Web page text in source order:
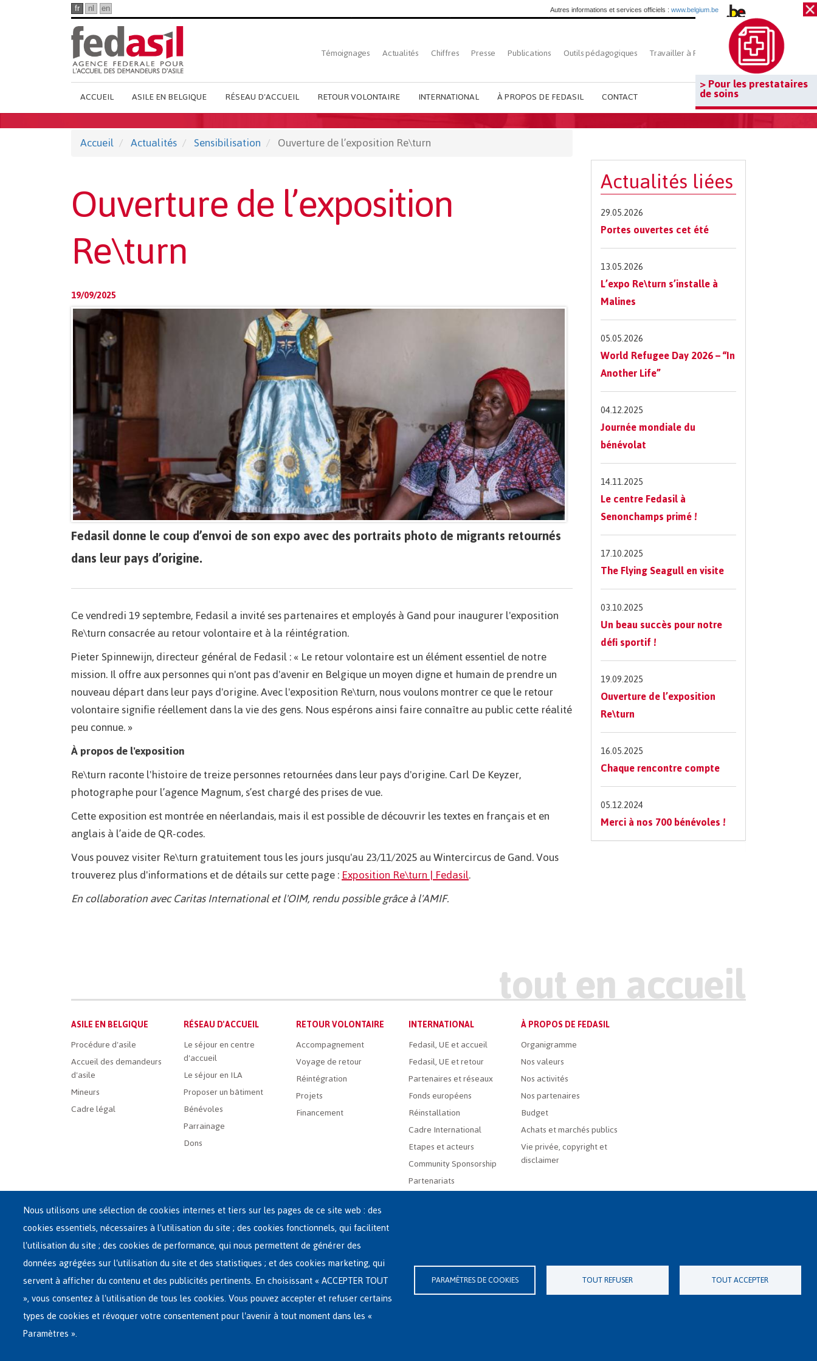
> Pour les prestataires
de soins
fr nl en Autres informations et services officiels : www.belgium.be
Top
French
menu
Témoignages Actualités Chiffres Presse Publications Outils pédagogiques Travailler à Fedasil Rechercher
Main
French
Menu
ACCUEIL ASILE EN BELGIQUE RÉSEAU D'ACCUEIL RETOUR VOLONTAIRE INTERNATIONAL À PROPOS DE FEDASIL CONTACT
Accueil Actualités Sensibilisation Ouverture de l’exposition Re\turn
Ouverture de l’exposition
Re\turn
19/09/2025
Fedasil donne le coup d’envoi de son expo avec des portraits photo de migrants retournés
dans leur pays d’origine.
Ce vendredi 19 septembre, Fedasil a invité ses partenaires et employés à Gand pour inaugurer l'exposition
Re\turn consacrée au retour volontaire et à la réintégration.
Pieter Spinnewijn, directeur général de Fedasil : « Le retour volontaire est un élément essentiel de notre
mission. Il offre aux personnes qui n'ont pas d'avenir en Belgique un moyen digne et humain de prendre un
nouveau départ dans leur pays d'origine. Avec l'exposition Re\turn, nous voulons montrer ce que le retour
volontaire signifie réellement dans la vie des gens. Nous espérons ainsi faire connaître au public cette réalité
peu connue. »
À propos de l'exposition
Re\turn raconte l'histoire de treize personnes retournées dans leur pays d'origine. Carl De Keyzer,
photographe pour l’agence Magnum, s’est chargé des prises de vue.
Cette exposition est montrée en néerlandais, mais il est possible de découvrir les textes en français et en
anglais à l’aide de QR-codes.
Vous pouvez visiter Re\turn gratuitement tous les jours jusqu'au 23/11/2025 au Wintercircus de Gand. Vous
trouverez plus d'informations et de détails sur cette page :Exposition Re\turn | Fedasil.
En collaboration avec Caritas International et l'OIM, rendu possible grâce à l'AMIF.
Actualités liées
29.05.2026
Portes ouvertes cet été
13.05.2026
L’expo Re\turn s’installe à
Malines
05.05.2026
World Refugee Day 2026 – “In
Another Life”
04.12.2025
Journée mondiale du
bénévolat
14.11.2025
Le centre Fedasil à
Senonchamps primé !
17.10.2025
The Flying Seagull en visite
03.10.2025
Un beau succès pour notre
défi sportif !
19.09.2025
Ouverture de l’exposition
Re\turn
16.05.2025
Chaque rencontre compte
05.12.2024
Merci à nos 700 bénévoles !
Main
French
Menu
ASILE EN BELGIQUE
Procédure d'asile
Accueil des demandeurs
d'asile
Mineurs
Cadre légal
RÉSEAU D'ACCUEIL
Le séjour en centre
d'accueil
Le séjour en ILA
Proposer un bâtiment
Bénévoles
Parrainage
Dons
RETOUR VOLONTAIRE
Accompagnement
Voyage de retour
Réintégration
Projets
Financement
INTERNATIONAL
Fedasil, UE et accueil
Fedasil, UE et retour
Partenaires et réseaux
Fonds européens
Réinstallation
Cadre International
Etapes et acteurs
Community Sponsorship
Partenariats
À PROPOS DE FEDASIL
Organigramme
Nos valeurs
Nos activités
Nos partenaires
Budget
Achats et marchés publics
Vie privée, copyright et
disclaimer
Siège central de Fedasil
Rue des Chartreux 21 , 1000 Bruxelles
E-mail : info@fedasil.be • T : +32-(0)2-213 44 11 • F : +32-(0)2-213 44 22
Vie privée, copyright et disclaimer
Déclaration d'accessibilité
Déclaration relative aux cookies
Paramètres de cookies
Nous utilisons une sélection de cookies internes et tiers sur les pages de ce site web : des
cookies essentiels, nécessaires à l'utilisation du site ; des cookies fonctionnels, qui facilitent
l'utilisation du site ; des cookies de performance, qui nous permettent de générer des
données agrégées sur l'utilisation du site et des statistiques ; et des cookies marketing, qui
servent à afficher du contenu et des publicités pertinents. En choisissant « ACCEPTER TOUT
», vous consentez à l'utilisation de tous les cookies. Vous pouvez accepter et refuser certains
types de cookies et révoquer votre consentement pour l'avenir à tout moment dans les «
Paramètres ».
PARAMÈTRES DE COOKIES TOUT REFUSER TOUT ACCEPTER